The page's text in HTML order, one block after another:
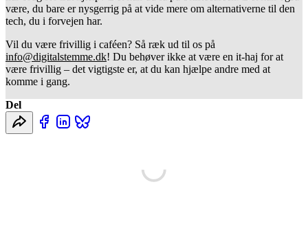
være, du bare er nysgerrig på at vide mere om alternativerne til den
tech, du i forvejen har.
info@digitalstemme.dk! Du behøver ikke at være en it-haj for at
være frivillig – det vigtigste er, at du kan hjælpe andre med at
komme i gang.
Del